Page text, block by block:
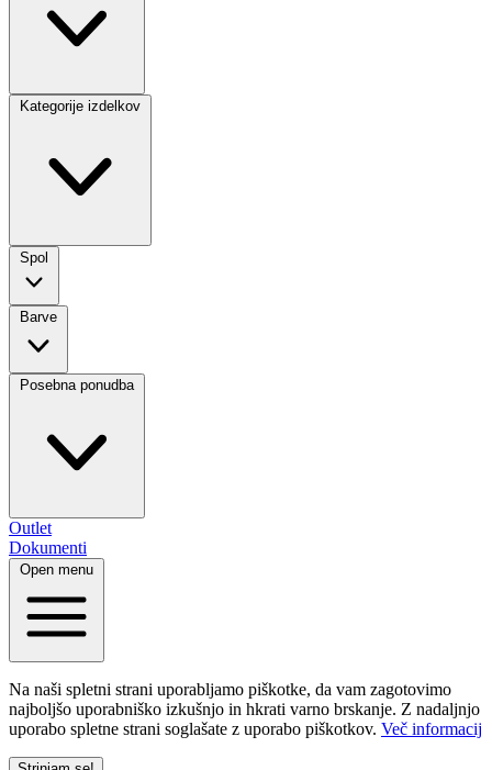
Kategorije izdelkov
Spol
Barve
Posebna ponudba
Outlet
Dokumenti
Open menu
Na naši spletni strani uporabljamo piškotke, da vam zagotovimo
najboljšo uporabniško izkušnjo in hkrati varno brskanje. Z nadaljnjo
uporabo spletne strani soglašate z uporabo piškotkov. Več informacij